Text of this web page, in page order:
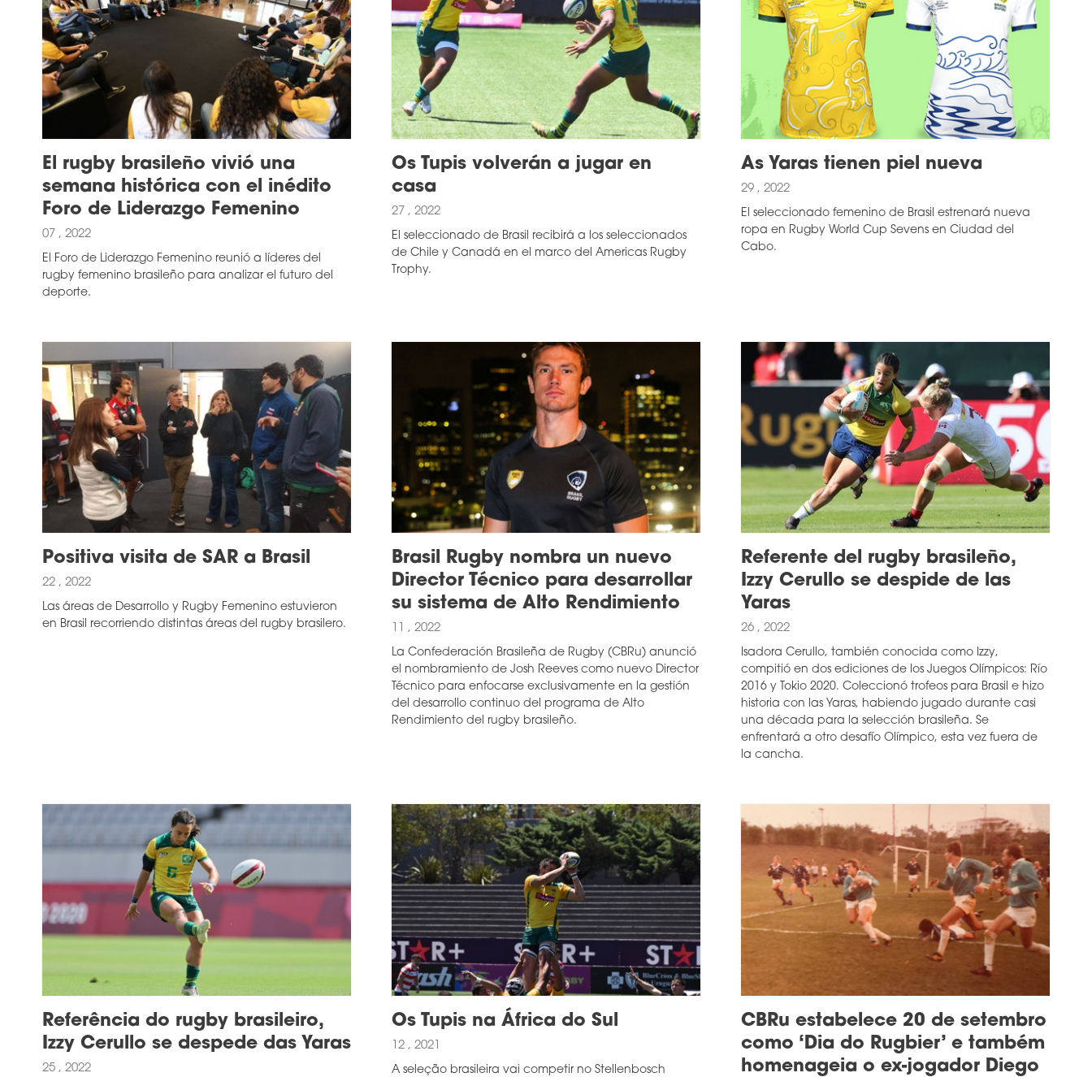
El rugby brasileño vivió una
semana histórica con el inédito
Foro de Liderazgo Femenino
07 , 2022
El Foro de Liderazgo Femenino reunió a líderes del
rugby femenino brasileño para analizar el futuro del
deporte.
Os Tupis volverán a jugar en
casa
27 , 2022
El seleccionado de Brasil recibirá a los seleccionados
de Chile y Canadá en el marco del Americas Rugby
Trophy.
As Yaras tienen piel nueva
29 , 2022
El seleccionado femenino de Brasil estrenará nueva
ropa en Rugby World Cup Sevens en Ciudad del
Cabo.
Positiva visita de SAR a Brasil
22 , 2022
Las áreas de Desarrollo y Rugby Femenino estuvieron
en Brasil recorriendo distintas áreas del rugby brasilero.
Brasil Rugby nombra un nuevo
Director Técnico para desarrollar
su sistema de Alto Rendimiento
11 , 2022
La Confederación Brasileña de Rugby (CBRu) anunció
el nombramiento de Josh Reeves como nuevo Director
Técnico para enfocarse exclusivamente en la gestión
del desarrollo continuo del programa de Alto
Rendimiento del rugby brasileño.
Referente del rugby brasileño,
Izzy Cerullo se despide de las
Yaras
26 , 2022
Isadora Cerullo, también conocida como Izzy,
compitió en dos ediciones de los Juegos Olímpicos: Río
2016 y Tokio 2020. Coleccionó trofeos para Brasil e hizo
historia con las Yaras, habiendo jugado durante casi
una década para la selección brasileña. Se
enfrentará a otro desafío Olímpico, esta vez fuera de
la cancha.
Referência do rugby brasileiro,
Izzy Cerullo se despede das Yaras
25 , 2022
Os Tupis na África do Sul
12 , 2021
A seleção brasileira vai competir no Stellenbosch
CBRu estabelece 20 de setembro
como ‘Dia do Rugbier’ e também
homenageia o ex-jogador Diego